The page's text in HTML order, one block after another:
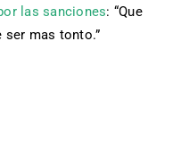
las sanciones: “Que
ser mas tonto.”